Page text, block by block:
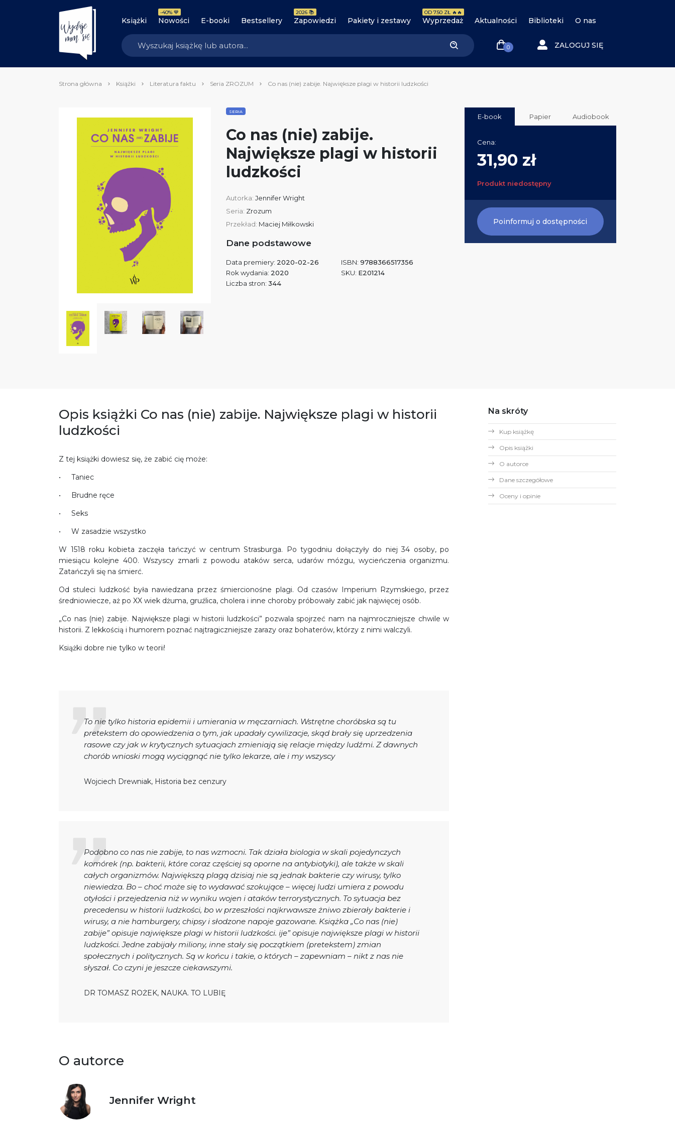
Książki Nowości
-40% 💙
E-booki Bestsellery Zapowiedzi
2026 📚
Pakiety i zestawy Wyprzedaż
OD 7.50 ZŁ 🔥🔥
Aktualności Biblioteki O nas
0 ZALOGUJ SIĘ
Strona główna Książki Literatura faktu Seria ZROZUM Co nas (nie) zabije. Największe plagi w historii ludzkości
SERIA
Co nas (nie) zabije.
Największe plagi w historii
ludzkości
Autorka: Jennifer Wright
Seria: Zrozum
Przekład: Maciej Miłkowski
Dane podstawowe
Data premiery: 2020-02-26
Rok wydania: 2020
Liczba stron: 344
ISBN: 9788366517356
SKU: E201214
E-book Papier Audiobook
Cena:
31,90 zł
Produkt niedostępny
Poinformuj o dostępności
Opis książki Co nas (nie) zabije. Największe plagi w historii
ludzkości
Z tej książki dowiesz się, że zabić cię może:
Taniec
Brudne ręce
Seks
W zasadzie wszystko
W 1518 roku kobieta zaczęła tańczyć w centrum Strasburga. Po tygodniu dołączyły do niej 34 osoby, po
miesiącu kolejne 400. Wszyscy zmarli z powodu ataków serca, udarów mózgu, wycieńczenia organizmu.
Zatańczyli się na śmierć.
Od stuleci ludzkość była nawiedzana przez śmiercionośne plagi. Od czasów Imperium Rzymskiego, przez
średniowiecze, aż po XX wiek dżuma, gruźlica, cholera i inne choroby próbowały zabić jak najwięcej osób.
„Co nas (nie) zabije. Największe plagi w historii ludzkości” pozwala spojrzeć nam na najmroczniejsze chwile w
historii. Z lekkością i humorem poznać najtragiczniejsze zarazy oraz bohaterów, którzy z nimi walczyli.
Książki dobre nie tylko w teorii!
To nie tylko historia epidemii i umierania w męczarniach. Wstrętne choróbska są tu
pretekstem do opowiedzenia o tym, jak upadały cywilizacje, skąd brały się uprzedzenia
rasowe czy jak w krytycznych sytuacjach zmieniają się relacje między ludźmi. Z dawnych
chorób wnioski mogą wyciągnąć nie tylko lekarze, ale i my wszyscy
Wojciech Drewniak, Historia bez cenzury
Podobno co nas nie zabije, to nas wzmocni. Tak działa biologia w skali pojedynczych
komórek (np. bakterii, które coraz częściej są oporne na antybiotyki), ale także w skali
całych organizmów. Największą plagą dzisiaj nie są jednak bakterie czy wirusy, tylko
niewiedza. Bo – choć może się to wydawać szokujące – więcej ludzi umiera z powodu
otyłości i przejedzenia niż w wyniku wojen i ataków terrorystycznych. To sytuacja bez
precedensu w historii ludzkości, bo w przeszłości najkrwawsze żniwo zbierały bakterie i
wirusy, a nie hamburgery, chipsy i słodzone napoje gazowane. Książka „Co nas (nie)
zabije” opisuje największe plagi w historii ludzkości. ije” opisuje największe plagi w historii
ludzkości. Jedne zabijały miliony, inne stały się początkiem (pretekstem) zmian
społecznych i politycznych. Są w końcu i takie, o których – zapewniam – nikt z nas nie
słyszał. Co czyni je jeszcze ciekawszymi.
DR TOMASZ ROŻEK, NAUKA. TO LUBIĘ
O autorce
Jennifer Wright
Na skróty
Kup książkę
Opis książki
O autorce
Dane szczegółowe
Oceny i opinie